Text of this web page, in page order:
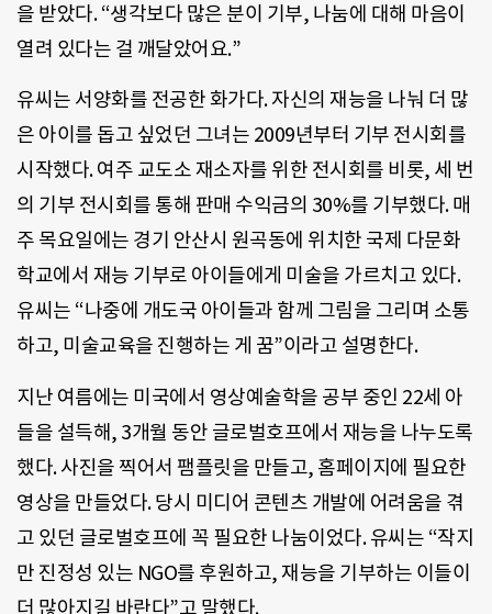
을 받았다. “생각보다 많은 분이 기부, 나눔에 대해 마음이
열려 있다는 걸 깨달았어요.”
유씨는 서양화를 전공한 화가다. 자신의 재능을 나눠 더 많
은 아이를 돕고 싶었던 그녀는 2009년부터 기부 전시회를
시작했다. 여주 교도소 재소자를 위한 전시회를 비롯, 세 번
의 기부 전시회를 통해 판매 수익금의 30%를 기부했다. 매
주 목요일에는 경기 안산시 원곡동에 위치한 국제 다문화
학교에서 재능 기부로 아이들에게 미술을 가르치고 있다.
유씨는 “나중에 개도국 아이들과 함께 그림을 그리며 소통
하고, 미술교육을 진행하는 게 꿈”이라고 설명한다.
지난 여름에는 미국에서 영상예술학을 공부 중인 22세 아
들을 설득해, 3개월 동안 글로벌호프에서 재능을 나누도록
했다. 사진을 찍어서 팸플릿을 만들고, 홈페이지에 필요한
영상을 만들었다. 당시 미디어 콘텐츠 개발에 어려움을 겪
고 있던 글로벌호프에 꼭 필요한 나눔이었다. 유씨는 “작지
만 진정성 있는 NGO를 후원하고, 재능을 기부하는 이들이
더 많아지길 바란다”고 말했다.